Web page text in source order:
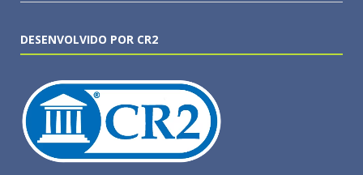
DESENVOLVIDO POR CR2